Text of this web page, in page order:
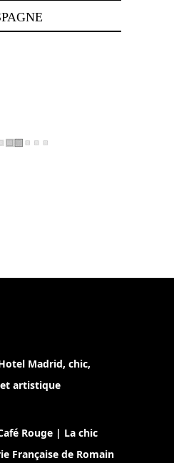
Madrid, chic,
artistique
Rouge | La chic
Française de Romain